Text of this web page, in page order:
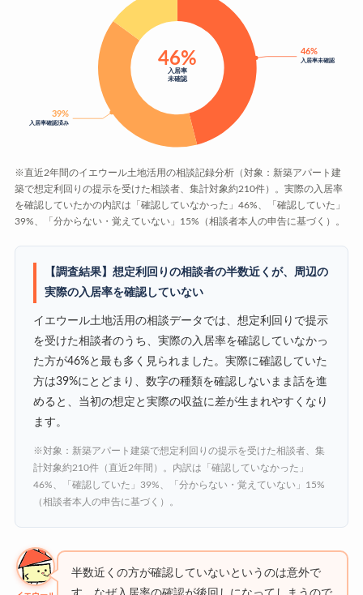
46%
入居率未確認
39%
入居率確認済み
46%
入居率
未確認
※直近2年間のイエウール土地活用の相談記録分析（対象：新築アパート建
築で想定利回りの提示を受けた相談者、集計対象約210件）。実際の入居率
を確認していたかの内訳は「確認していなかった」46%、「確認していた」
39%、「分からない・覚えていない」15%（相談者本人の申告に基づく）。
【調査結果】想定利回りの相談者の半数近くが、周辺の
実際の入居率を確認していない
イエウール土地活用の相談データでは、想定利回りで提示
を受けた相談者のうち、実際の入居率を確認していなかっ
た方が46%と最も多く見られました。実際に確認していた
方は39%にとどまり、数字の種類を確認しないまま話を進
めると、当初の想定と実際の収益に差が生まれやすくなり
ます。
※対象：新築アパート建築で想定利回りの提示を受けた相談者、集
計対象約210件（直近2年間）。内訳は「確認していなかった」
46%、「確認していた」39%、「分からない・覚えていない」15%
（相談者本人の申告に基づく）。
半数近くの方が確認していないというのは意外で